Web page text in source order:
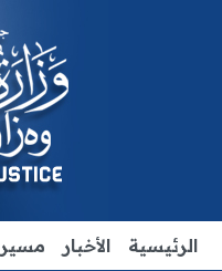
الرئيسية الأخبار